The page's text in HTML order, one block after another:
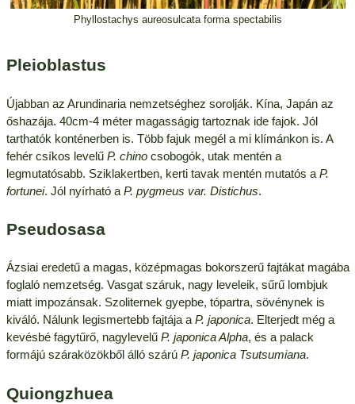
Phyllostachys aureosulcata forma spectabilis
Pleioblastus
Újabban az Arundinaria nemzetséghez sorolják. Kína, Japán az
őshazája. 40cm-4 méter magasságig tartoznak ide fajok. Jól
tarthatók konténerben is. Több fajuk megél a mi klímánkon is. A
fehér csíkos levelű P. chinocsobogók, utak mentén a
legmutatósabb. Sziklakertben, kerti tavak mentén mutatós a P.
fortunei. Jól nyírható a P. pygmeus var. Distichus.
Pseudosasa
Ázsiai eredetű a magas, középmagas bokorszerű fajtákat magába
foglaló nemzetség. Vasgat száruk, nagy leveleik, sűrű lombjuk
miatt impozánsak. Szoliternek gyepbe, tópartra, sövénynek is
kiváló. Nálunk legismertebb fajtája a P. japonica. Elterjedt még a
kevésbé fagytűrő, nagylevelű P. japonica Alpha, és a palack
formájú száraközökből álló szárú P. japonica Tsutsumiana.
Quiongzhuea